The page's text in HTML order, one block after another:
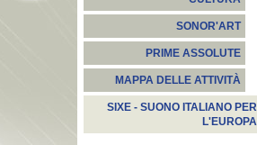
SONOR'ART
PRIME ASSOLUTE
MAPPA DELLE ATTIVITÀ
SIXE - SUONO ITALIANO PER
L'EUROPA